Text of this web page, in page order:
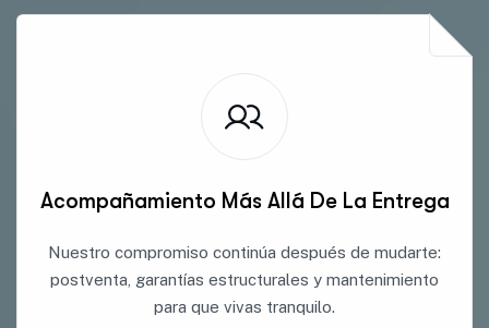
Acompañamiento Más Allá De La Entrega
Nuestro compromiso continúa después de mudarte:
postventa, garantías estructurales y mantenimiento
para que vivas tranquilo.